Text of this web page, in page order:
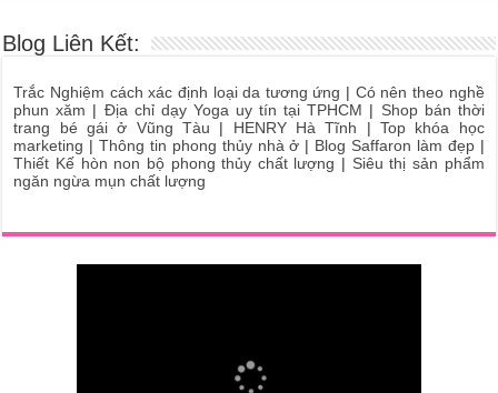
Blog Liên Kết:
Trắc Nghiệm cách xác định loại da tương ứng | Có nên theo nghề
phun xăm | Địa chỉ dạy Yoga uy tín tại TPHCM | Shop bán thời
trang bé gái ở Vũng Tàu | HENRY Hà Tĩnh |Top khóa học
marketing |Thông tin phong thủy nhà ở | Blog Saffaron làm đẹp|
Thiết Kế hòn non bộ phong thủy chất lượng | Siêu thị sản phẩm
ngăn ngừa mụn chất lượng